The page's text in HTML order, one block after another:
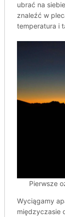
ubrać na
znaleźć w
temperatura i
Pierwsze
Wyciągamy
międzyczasie